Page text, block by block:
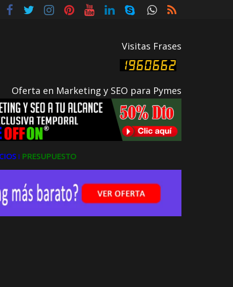
Visitas Frases
Oferta en Marketing y SEO para Pymes
ǀ PRESUPUESTO